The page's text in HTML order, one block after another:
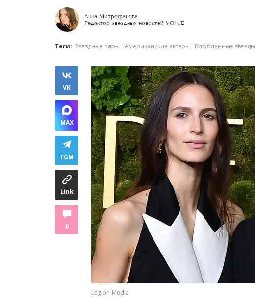
Анна Митрофанова
Редактор звездных новостей VOICE
Теги: Звездные пары Американские актеры Влюбленные звезды
VK
MAX
TGM
Link
0
Legion-Media